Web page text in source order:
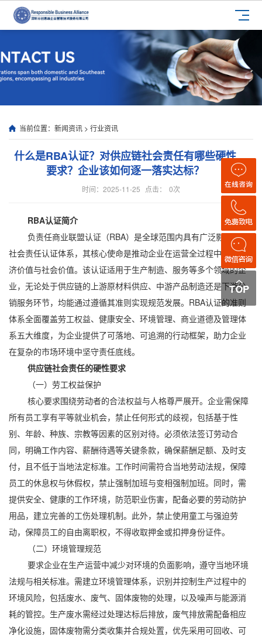
当前位置： 新闻资讯 > 行业资讯
什么是RBA认证？对供应链社会责任有哪些硬性
要求？企业该如何逐一落实达标？
时间：2025-11-25 点击： 0次
RBA认证简介
负责任商业联盟认证（RBA）是全球范围内具有广泛影响力的
社会责任认证体系，其核心使命是推动企业在运营全过程中兼顾经
济价值与社会价值。该认证适用于生产制造、服务等多个领域的企
业，无论处于供应链的上游原材料供应、中游产品制造还是下游分
销服务环节，均能通过遵循其准则实现规范发展。RBA认证的准则
体系全面覆盖劳工权益、健康安全、环境管理、商业道德及管理体
系五大维度，为企业提供了可落地、可追溯的行动框架，助力企业
在复杂的市场环境中坚守责任底线。
供应链社会责任的硬性要求
（一）劳工权益保护
核心要求围绕劳动者的合法权益与人格尊严展开。企业需保障
所有员工享有平等就业机会，禁止任何形式的歧视，包括基于性
别、年龄、种族、宗教等因素的区别对待。必须依法签订劳动合
同，明确工作内容、薪酬待遇等关键条款，确保薪酬足额、及时支
付，且不低于当地法定标准。工作时间需符合当地劳动法规，保障
员工的休息权与休假权，禁止强制加班与变相强制加班。同时，需
提供安全、健康的工作环境，防范职业伤害，配备必要的劳动防护
用品，建立完善的工伤处理机制。此外，禁止使用童工与强迫劳
动，保障员工的自由离职权，不得收取押金或扣押身份证件。
（二）环境管理规范
要求企业在生产运营中减少对环境的负面影响，遵守当地环境
法规与相关标准。需建立环境管理体系，识别并控制生产过程中的
环境风险，包括废水、废气、固体废物的处理，以及噪声与能源消
耗的管控。生产废水需经过处理达标后排放，废气排放需配备相应
净化设施，固体废物需分类收集并合规处置，优先采用可回收、可